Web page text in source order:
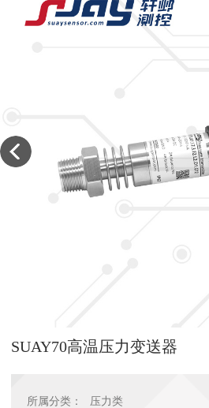
SUAY70高温压力变送器
所属分类：
压力类